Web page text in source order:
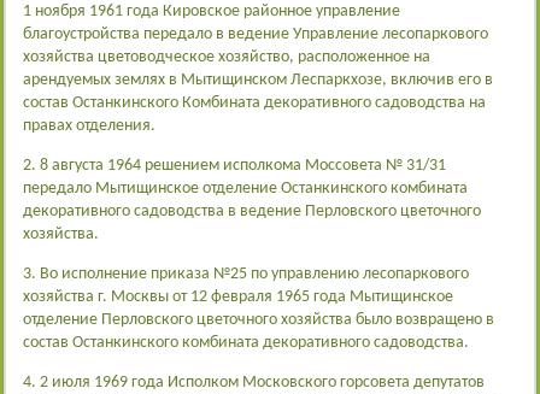
1 ноября 1961 года Кировское районное управление
благоустройства передало в ведение Управление лесопаркового
хозяйства цветоводческое хозяйство, расположенное на
арендуемых землях в Мытищинском Леспаркхозе, включив его в
состав Останкинского Комбината декоративного садоводства на
правах отделения.
2. 8 августа 1964 решением исполкома Моссовета № 31/31
передало Мытищинское отделение Останкинского комбината
декоративного садоводства в ведение Перловского цветочного
хозяйства.
3. Во исполнение приказа №25 по управлению лесопаркового
хозяйства г. Москвы от 12 февраля 1965 года Мытищинское
отделение Перловского цветочного хозяйства было возвращено в
состав Останкинского комбината декоративного садоводства.
4. 2 июля 1969 года Исполком Московского горсовета депутатов